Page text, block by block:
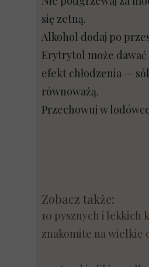
się zetną.
Alkohol dodaj po
Erytrytol może
efekt chłodzenia —
równoważą.
Przechowuj w
Zobacz także:
10 pysznych i lekkich
znakomite na wielkie